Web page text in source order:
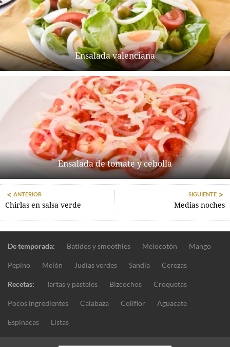
Ensalada valenciana
Ensalada de tomate y cebolla
ANTERIOR
Chirlas en salsa verde
SIGUIENTE
Medias noches
De temporada: Batidos y smoothies Melocotón Mango
Pepino Melón Judías verdes Sandía Cerezas
Recetas: Tartas y pasteles Bizcochos Croquetas
Pocos ingredientes Calabaza Coliflor Aguacate
Espinacas Listas